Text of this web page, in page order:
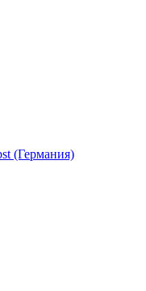
(Германия)